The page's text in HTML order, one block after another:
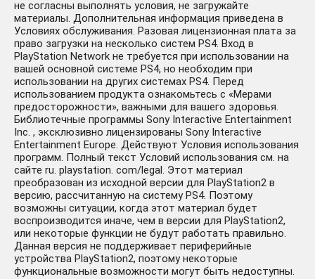
не согласны выполнять условия, не загружайте
материалы. Дополнительная информация приведена в
Условиях обслуживания. Разовая лицензионная плата за
право загрузки на несколько систем PS4. Вход в
PlayStation Network не требуется при использовании на
вашей основной системе PS4, но необходим при
использовании на других системах PS4. Перед
использованием продукта ознакомьтесь с «Мерами
предосторожности», важными для вашего здоровья.
Библиотечные программы Sony Interactive Entertainment
Inc. , эксклюзивно лицензированы Sony Interactive
Entertainment Europe. Действуют Условия использования
программ. Полный текст Условий использования см. на
сайте ru. playstation. com/legal. Этот материал
преобразован из исходной версии для PlayStation2 в
версию, рассчитанную на систему PS4. Поэтому
возможны ситуации, когда этот материал будет
воспроизводится иначе, чем в версии для PlayStation2,
или некоторые функции не будут работать правильно.
Данная версия не поддерживает периферийные
устройства PlayStation2, поэтому некоторые
функциональные возможности могут быть недоступны.